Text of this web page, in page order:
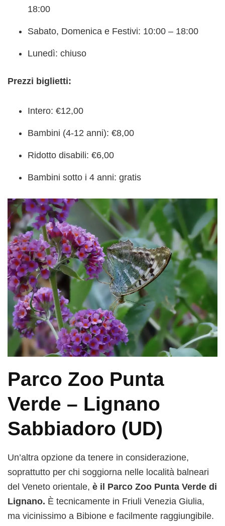
18:00
Sabato, Domenica e Festivi: 10:00 – 18:00
Lunedì: chiuso
Prezzi biglietti:
Intero: €12,00
Bambini (4-12 anni): €8,00
Ridotto disabili: €6,00
Bambini sotto i 4 anni: gratis
Parco Zoo Punta
Verde – Lignano
Sabbiadoro (UD)
Un’altra opzione da tenere in considerazione,
soprattutto per chi soggiorna nelle località balneari
del Veneto orientale, è il Parco Zoo Punta Verde di
Lignano. È tecnicamente in Friuli Venezia Giulia,
ma vicinissimo a Bibione e facilmente raggiungibile.